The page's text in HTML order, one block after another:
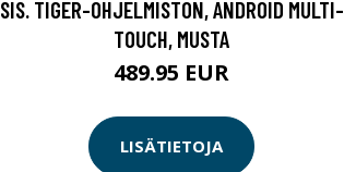
SIS. TIGER-OHJELMISTON, ANDROID MULTI-
TOUCH, MUSTA
489.95 EUR
LISÄTIETOJA